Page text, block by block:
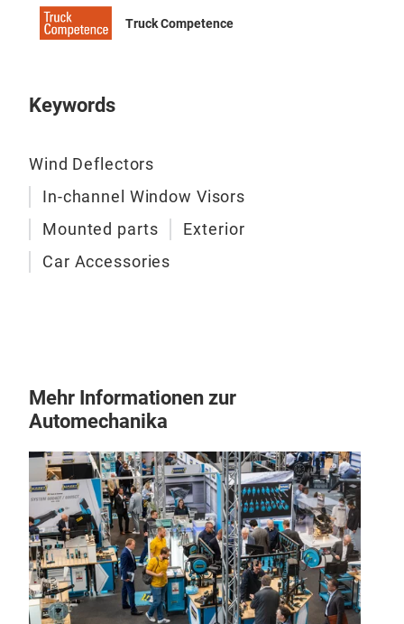
Truck Competence
Keywords
Wind Deflectors
In-channel Window Visors
Mounted parts
Exterior
Car Accessories
Mehr Informationen zur
Automechanika